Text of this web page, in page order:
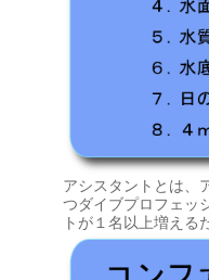
アシスタントとは、
つダイブプロフェッ
トが１名以上増える